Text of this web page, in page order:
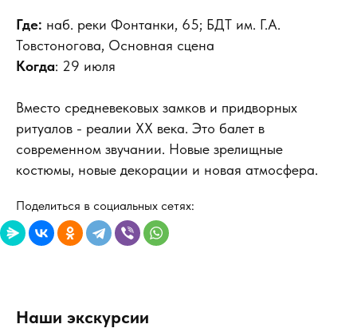
Где: наб. реки Фонтанки, 65; БДТ им. Г.А.
Товстоногова, Основная сцена
Когда: 29 июля
Вместо средневековых замков и придворных
ритуалов - реалии XX века. Это балет в
современном звучании. Новые зрелищные
костюмы, новые декорации и новая атмосфера.
Поделиться в социальных сетях:
Наши экскурсии